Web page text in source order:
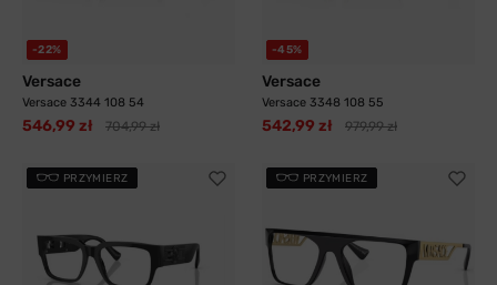
-22%
Versace
Versace 3344 108 54
546,99 zł 704,99 zł
-45%
Versace
Versace 3348 108 55
542,99 zł 979,99 zł
PRZYMIERZ PRZYMIERZ